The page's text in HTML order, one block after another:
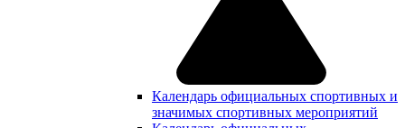
Календарь официальных спортивных и
значимых спортивных мероприятий